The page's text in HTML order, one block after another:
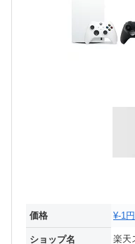
価格 ¥-1円
ショップ名 楽天